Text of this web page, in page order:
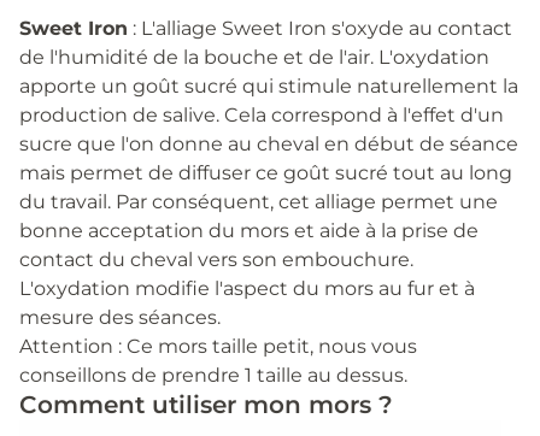
Sweet Iron : L'alliage Sweet Iron s'oxyde au contact
de l'humidité de la bouche et de l'air. L'oxydation
apporte un goût sucré qui stimule naturellement la
production de salive. Cela correspond à l'effet d'un
sucre que l'on donne au cheval en début de séance
mais permet de diffuser ce goût sucré tout au long
du travail. Par conséquent, cet alliage permet une
bonne acceptation du mors et aide à la prise de
contact du cheval vers son embouchure.
L'oxydation modifie l'aspect du mors au fur et à
mesure des séances.
Attention : Ce mors taille petit, nous vous
conseillons de prendre 1 taille au dessus.
Comment utiliser mon mors ?